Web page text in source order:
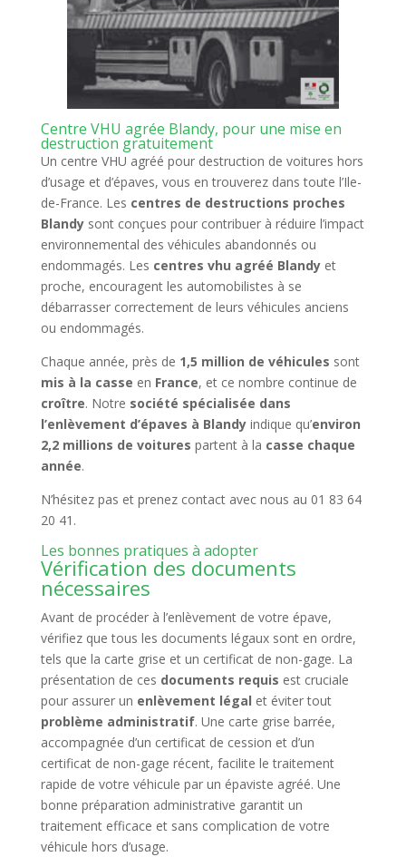
Centre VHU agrée Blandy, pour une mise en
destruction gratuitement
Un centre VHU agréé pour destruction de voitures hors
d’usage et d’épaves, vous en trouverez dans toute l’Ile-
de-France. Les centres de destructions proches
Blandysont conçues pour contribuer à réduire l’impact
environnemental des véhicules abandonnés ou
endommagés. Les centres vhu agréé Blandyet
proche, encouragent les automobilistes à se
débarrasser correctement de leurs véhicules anciens
ou endommagés.
Chaque année, près de 1,5 million de véhicules sont
mis à la casse en France, et ce nombre continue de
croître. Notre société spécialisée dans
l’enlèvement d’épaves à Blandyindique qu’environ
2,2 millions de voitures partent à la casse chaque
année.
N’hésitez pas et prenez contact avec nous au 01 83 64
20 41.
Les bonnes pratiques à adopter
Vérification des documents
nécessaires
Avant de procéder à l’enlèvement de votre épave,
vérifiez que tous les documents légaux sont en ordre,
tels que la carte grise et un certificat de non-gage. La
présentation de ces documents requis est cruciale
pour assurer un enlèvement légal et éviter tout
problème administratif. Une carte grise barrée,
accompagnée d’un certificat de cession et d’un
certificat de non-gage récent, facilite le traitement
rapide de votre véhicule par un épaviste agréé. Une
bonne préparation administrative garantit un
traitement efficace et sans complication de votre
véhicule hors d’usage.